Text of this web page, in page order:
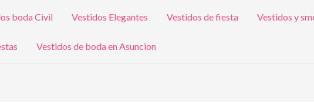
boda Civil Vestidos Elegantes Vestidos de fiesta Vestidos y
Vestidos de boda en Asuncion